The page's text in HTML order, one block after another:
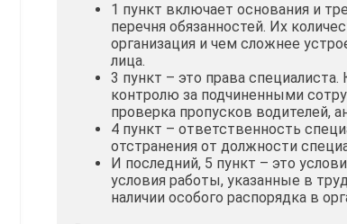
1 пункт включает основания и
перечня обязанностей. Их
организация и чем сложнее
лица.
3 пункт – это права
контролю за подчиненными
проверка пропусков водителей,
4 пункт – ответственность
отстранения от должности
И последний, 5 пункт – это
условия работы, указанные в
наличии особого распорядка в